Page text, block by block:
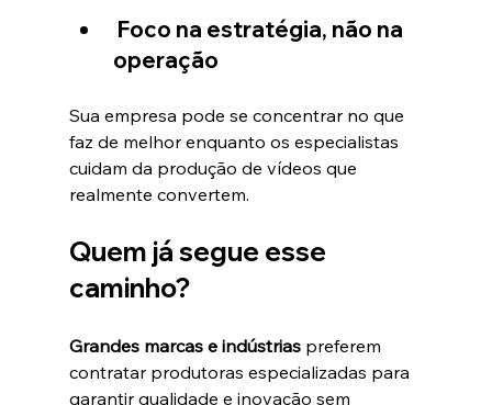
Foco na estratégia, não na
operação
Sua empresa pode se concentrar no que
faz de melhor enquanto os especialistas
cuidam da produção de vídeos que
realmente convertem.
Quem já segue esse
caminho?
Grandes marcas e indústrias preferem
contratar produtoras especializadas para
garantir qualidade e inovação sem